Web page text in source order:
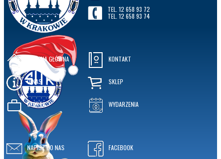
TEL. 12 658 93 72
TEL. 12 658 93 74
STRONA GŁÓWNA
O NAS
OFERTA
KONTAKT
SKLEP
WYDARZENIA
NAPISZ DO NAS FACEBOOK